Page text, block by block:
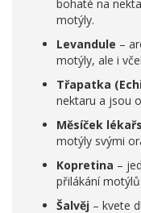
bohaté na
motýly.
Levandule –
motýly, ale i
Třapatka
nektaru a jsou
Měsíček
motýly svými
Kopretina –
přilákání motýlů.
Šalvěj – kvete